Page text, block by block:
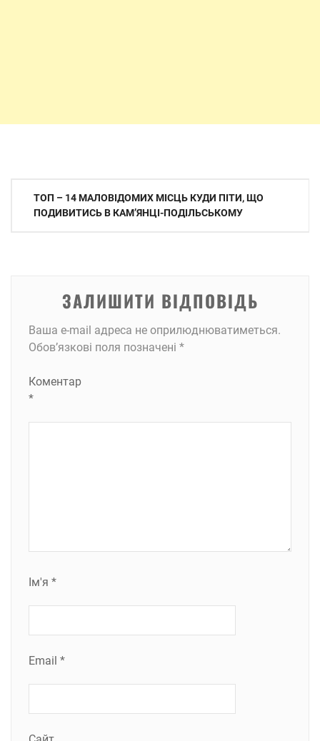
Навігація
записів
ТОП – 14 МАЛОВІДОМИХ МІСЦЬ КУДИ ПІТИ, ЩО
ПОДИВИТИСЬ В КАМʼЯНЦІ-ПОДІЛЬСЬКОМУ
ЗАЛИШИТИ ВІДПОВІДЬ
Ваша e-mail адреса не оприлюднюватиметься.
Обов’язкові поля позначені *
Коментар
*
Ім'я *
Email *